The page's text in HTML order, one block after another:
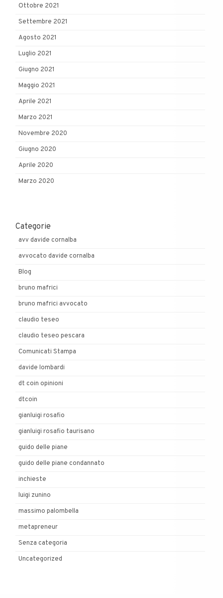
Ottobre 2021
Settembre 2021
Agosto 2021
Luglio 2021
Giugno 2021
Maggio 2021
Aprile 2021
Marzo 2021
Novembre 2020
Giugno 2020
Aprile 2020
Marzo 2020
Categorie
avv davide cornalba
avvocato davide cornalba
Blog
bruno mafrici
bruno mafrici avvocato
claudio teseo
claudio teseo pescara
Comunicati Stampa
davide lombardi
dt coin opinioni
dtcoin
gianluigi rosafio
gianluigi rosafio taurisano
guido delle piane
guido delle piane condannato
inchieste
luigi zunino
massimo palombella
metapreneur
Senza categoria
Uncategorized